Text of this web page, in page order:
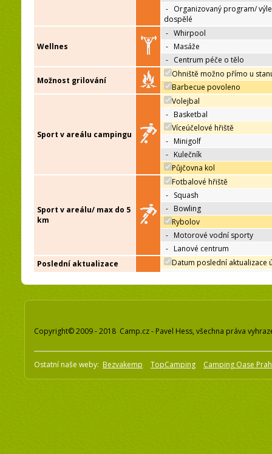
- Organizovaný program/
dospělé
Wellnes
- Whirpool
- Masáže
- Centrum péče o tělo
Možnost grilování
Ohniště možno přímo u
Barbecue povoleno
Sport v areálu campingu
Volejbal
- Basketbal
Víceúčelové hřiště
- Minigolf
- Kulečník
Půjčovna kol
Sport v areálu/ max do 5
km
Fotbalové hřiště
- Squash
- Bowling
Rybolov
- Motorové vodní sporty
- Lanové centrum
Poslední aktualizace
Datum poslední aktualizace
Copyright© 2009 - 2018 Camp.cz - Pavel Hess, všechna práva
Ostatní naše weby: Bezvakemp TopCamping Camping Oase